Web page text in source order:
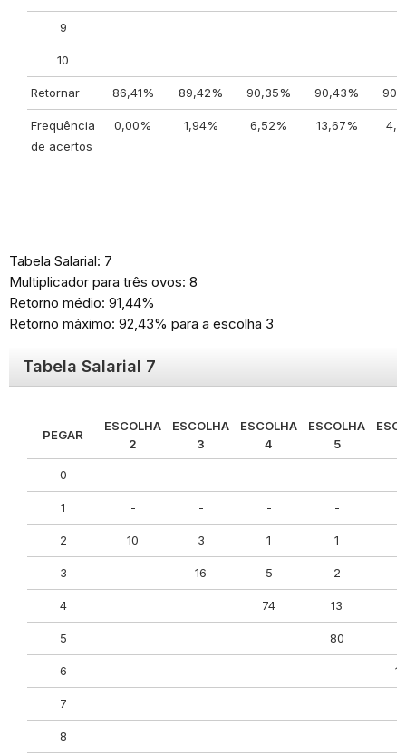
9
10
Retornar 86,41% 89,42% 90,35% 90,43%
Frequência
de acertos
0,00% 1,94% 6,52% 13,67%
Tabela Salarial: 7
Multiplicador para três ovos: 8
Retorno médio: 91,44%
Retorno máximo: 92,43% para a escolha 3
Tabela Salarial 7
PEGAR
ESCOLHA
2
ESCOLHA
3
ESCOLHA
4
ESCOLHA
5
0 - - - -
1 - - - -
2 10 3 1 1
3 16 5 2
4 74 13
5 80
6
7
8